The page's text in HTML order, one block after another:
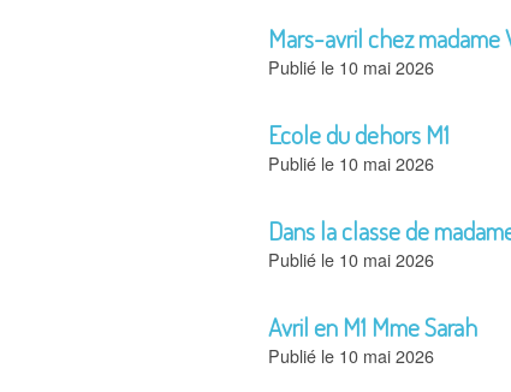
Mars-avril chez madame
10 mai 2026
Ecole du dehors M1
10 mai 2026
Dans la classe de
10 mai 2026
Avril en M1 Mme Sarah
10 mai 2026